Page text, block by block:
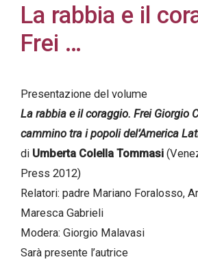
La rabbia e il
Frei …
Presentazione del volume
La rabbia e il coraggio. Frei Giorgio
cammino tra i popoli del’America
di Umberta Colella Tommasi
Press 2012)
Relatori: padre Mariano Foralosso,
Maresca Gabrieli
Modera: Giorgio Malavasi
Sarà presente l’autrice
Acconsento
all'uso dei
accordo
con il
decreto
legislativo
196/03
Registrazione
avvenuta con